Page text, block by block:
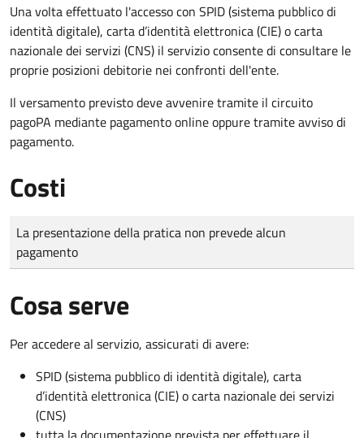
Una volta effettuato l'accesso con SPID (sistema pubblico di
identità digitale), carta d’identità elettronica (CIE) o carta
nazionale dei servizi (CNS) il servizio consente di consultare le
proprie posizioni debitorie nei confronti dell'ente.
Il versamento previsto deve avvenire tramite il circuito
pagoPA mediante pagamento online oppure tramite avviso di
pagamento.
Costi
Tipo di pagamento
Importo
La presentazione della pratica non prevede alcun
pagamento
Cosa serve
Per accedere al servizio, assicurati di avere:
SPID (sistema pubblico di identità digitale), carta
d’identità elettronica (CIE) o carta nazionale dei servizi
(CNS)